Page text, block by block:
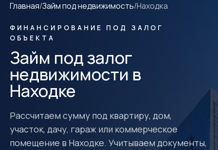
Главная/Займ под недвижимость/Находка
ФИНАНСИРОВАНИЕ ПОД ЗАЛОГ
ОБЪЕКТА
Займ под залог
недвижимости в
Находке
Рассчитаем сумму под квартиру, дом,
участок, дачу, гараж или коммерческое
помещение в Находке. Учитываем документы,